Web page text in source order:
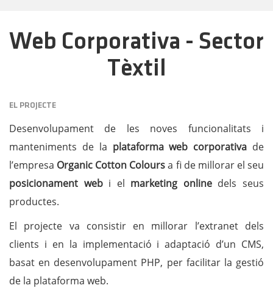
Web Corporativa - Sector
Tèxtil
EL PROJECTE
Desenvolupament de les noves funcionalitats i
manteniments de la plataforma web corporativa de
l’empresa Organic Cotton Coloursa fi de millorar el seu
posicionament webi el marketing onlinedels seus
productes.
El projecte va consistir en millorar l’extranet dels
clients i en la implementació i adaptació d’un CMS,
basat en desenvolupament PHP, per facilitar la gestió
de la plataforma web.